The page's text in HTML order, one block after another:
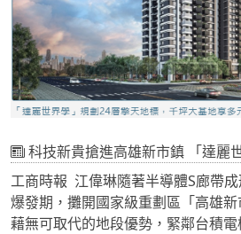
科技新貴搶進高雄新市鎮 「達麗世界
工商時報 江偉琳隨著半導體S廊帶
爆發期，攤開國家級重劃區「高雄
藉無可取代的地段優勢，緊鄰台積